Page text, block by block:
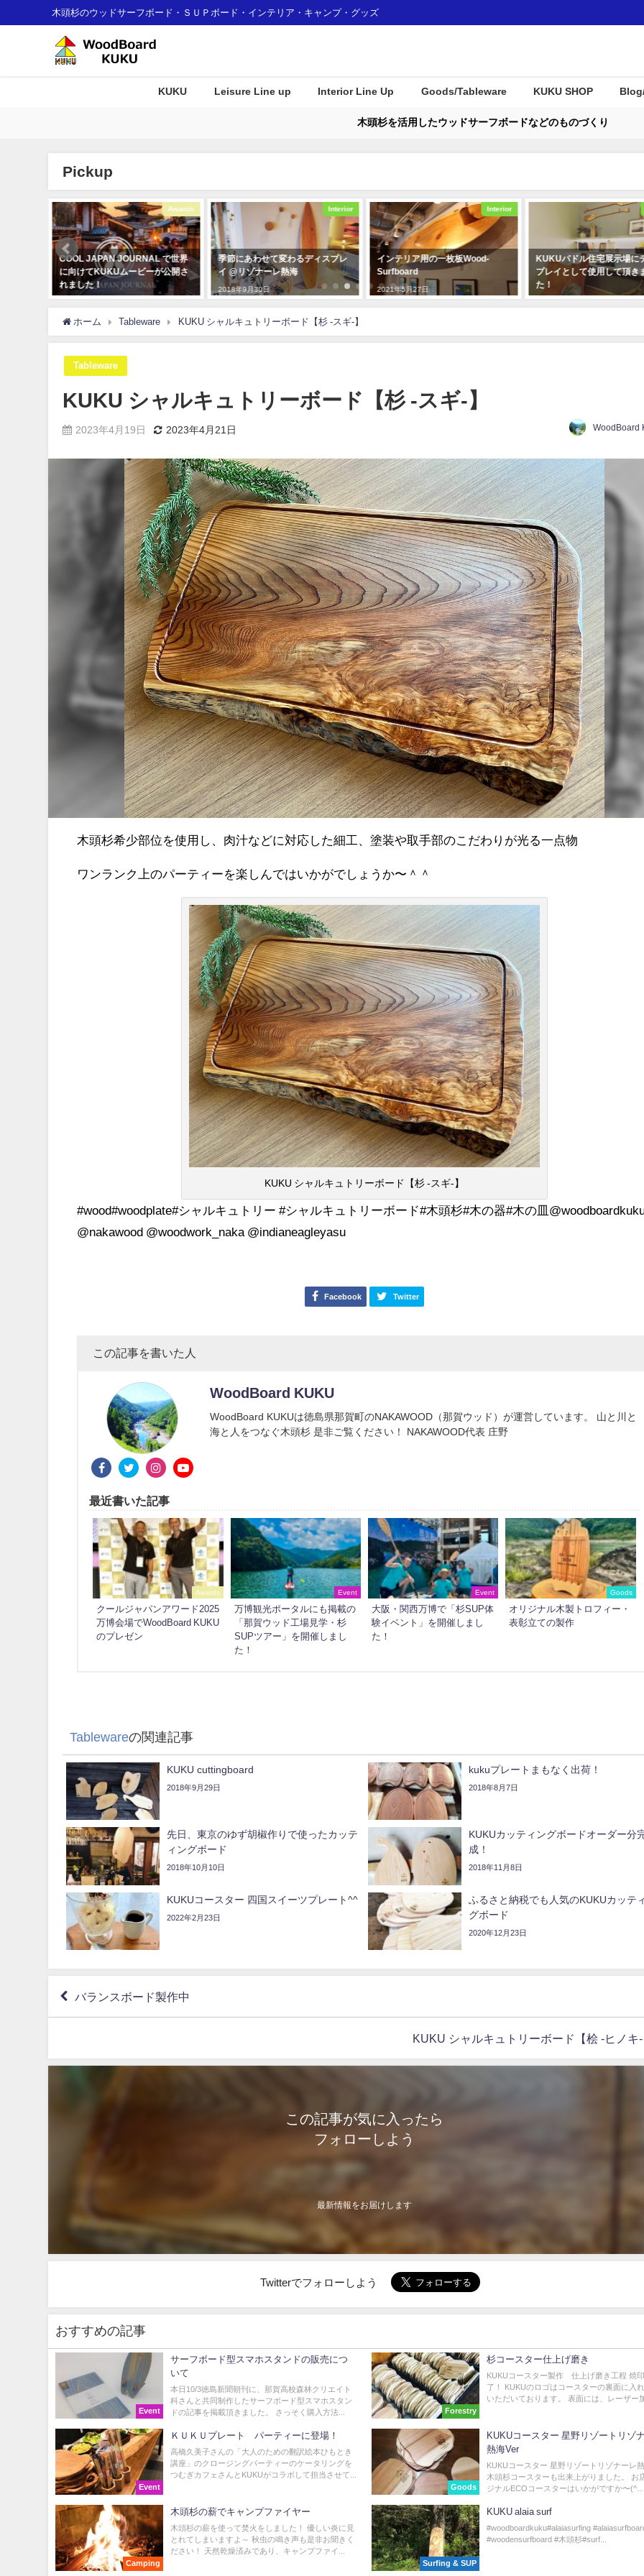
木頭杉のウッドサーフボード・ＳＵＰボード・インテリア・キャンプ・グッズ
KUKU Leisure Line up Interior Line Up Goods/Tableware KUKU SHOP
木頭杉を活用したウッドサーフボードなどのものづくり
Pickup
Awards
COOL JAPAN JOURNAL で世界
に向けてKUKUムービーが公開さ
れました！
Interior
季節にあわせて変わるディスプレ
イ @リゾナーレ熱海
2018年9月30日
Interior
インテリア用の一枚板Wood-
Surfboard
2021年5月27日
KUKUパドル住宅展示場に
プレイとして使用して頂き
た！
ホーム Tableware KUKU シャルキュトリーボード【杉 -スギ-】
Tableware
KUKU シャルキュトリーボード【杉 -スギ-】
2023年4月19日 2023年4月21日 WoodBoard
木頭杉希少部位を使用し、肉汁などに対応した細工、塗装や取手部のこだわりが光る一点物
ワンランク上のパーティーを楽しんではいかがでしょうか〜＾＾
KUKU シャルキュトリーボード【杉 -スギ-】
#wood#woodplate#シャルキュトリー #シャルキュトリーボード#木頭杉#木の器#木の皿
@nakawood @woodwork_naka @indianeagleyasu
Facebook Twitter
この記事を書いた人
WoodBoard KUKU
WoodBoard KUKUは徳島県那賀町のNAKAWOOD（那賀ウッド）が運営しています。 山と川と
海と人をつなぐ木頭杉 是非ご覧ください！ NAKAWOOD代表 庄野
最近書いた記事
Awards
クールジャパンアワード2025
万博会場でWoodBoard KUKU
のプレゼン
Event
万博観光ポータルにも掲載の
「那賀ウッド工場見学・杉
SUPツアー」を開催しまし
た！
Event
大阪・関西万博で「杉SUP体
験イベント」を開催しまし
た！
Goods
オリジナル木製トロフィー・
表彰立ての製作
Tablewareの関連記事
KUKU cuttingboard
2018年9月29日
kukuプレートまもなく出荷！
2018年8月7日
先日、東京のゆず胡椒作りで使ったカッテ
ィングボード
2018年10月10日
KUKUカッティングボードオーダー分
成！
2018年11月8日
KUKUコースター 四国スイーツプレート^^
2022年2月23日
ふるさと納税でも人気のKUKUカッテ
グボード
2020年12月23日
バランスボード製作中
KUKU シャルキュトリーボード【桧 -ヒノキ
この記事が気に入ったら
フォローしよう
最新情報をお届けします
Twitterでフォローしよう
おすすめの記事
Event
サーフボード型スマホスタンドの販売につ
いて
本日10/3徳島新聞朝刊に、那賀高校森林クリエイト
科さんと共同制作したサーフボード型スマホスタン
ドの記事を掲載頂きました。 さっそく購入方法...
Forestry
杉コースター仕上げ磨き
KUKUコースター製作 仕上げ磨き工程 焼
了！ KUKUのロゴはコースターの裏面に入
いただいております。 表面には、レーザー
Event
ＫＵＫＵプレート パーティーに登場！
高橋久美子さんの「大人のための翻訳絵本ひもとき
講座」のクロージングパーティーのケータリングを
つむぎカフェさんとKUKUがコラボして担当させて...
Goods
KUKUコースター 星野リゾートリゾ
熱海Ver
KUKUコースター 星野リゾートリゾナーレ
木頭杉コースターも出来上がりました。 お
ジナルECOコースターはいかがですか〜(^...
Camping
木頭杉の薪でキャンプファイヤー
木頭杉の薪を使って焚火をしました！ 優しい炎に見
とれてしまいますよ～ 秋虫の鳴き声も是非お聞きく
ださい！ 天然乾燥済みであり、キャンプファイ...
Surfing & SUP
KUKU alaia surf
#woodboardkuku#alaiasurfing
#woodensurfboard #木頭杉#surf...